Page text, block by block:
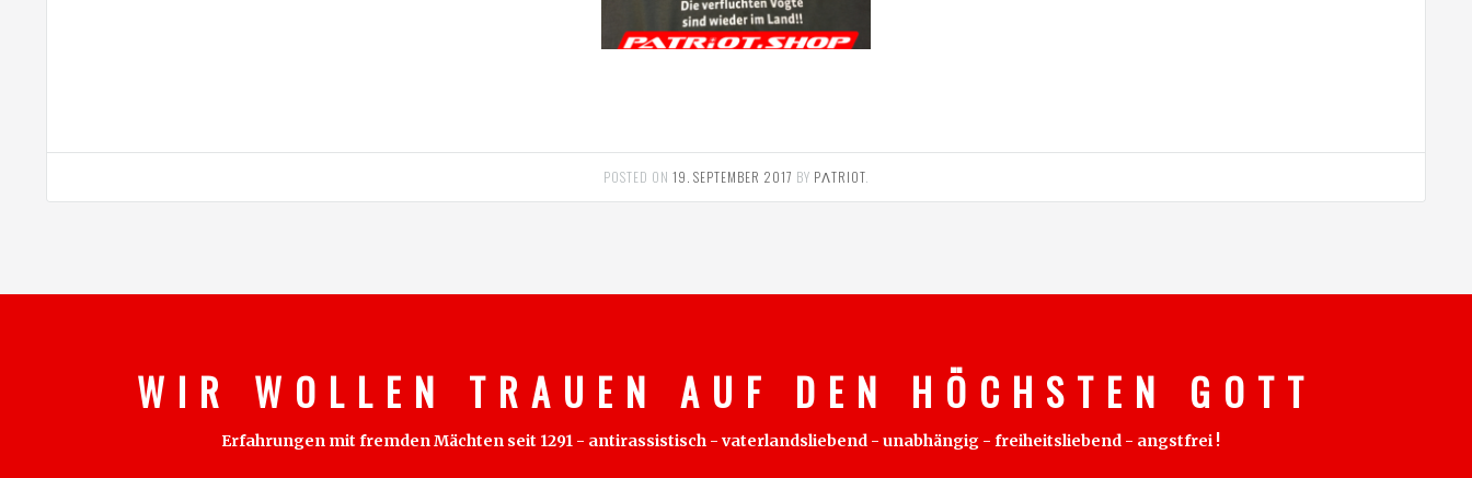
POSTED ON 19. SEPTEMBER 2017 BY PΛTRIOT
W I R W O L L E N T R A U E N A U F D E N H Ö C H S T E N G O T T
Erfahrungen mit fremden Mächten seit 1291 - antirassistisch - vaterlandsliebend - unabhängig - freiheitsliebend - angstfrei !